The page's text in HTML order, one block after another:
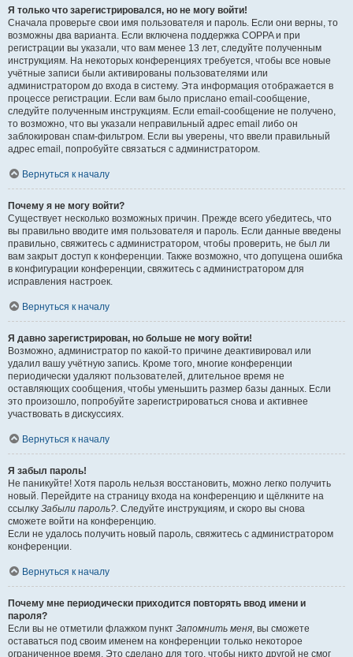
Я только что зарегистрировался, но не могу войти!
Сначала проверьте свои имя пользователя и пароль. Если они верны, то
возможны два варианта. Если включена поддержка COPPA и при
регистрации вы указали, что вам менее 13 лет, следуйте полученным
инструкциям. На некоторых конференциях требуется, чтобы все новые
учётные записи были активированы пользователями или
администратором до входа в систему. Эта информация отображается в
процессе регистрации. Если вам было прислано email-сообщение,
следуйте полученным инструкциям. Если email-сообщение не получено,
то возможно, что вы указали неправильный адрес email либо он
заблокирован спам-фильтром. Если вы уверены, что ввели правильный
адрес email, попробуйте связаться с администратором.
Вернуться к началу
Почему я не могу войти?
Существует несколько возможных причин. Прежде всего убедитесь, что
вы правильно вводите имя пользователя и пароль. Если данные введены
правильно, свяжитесь с администратором, чтобы проверить, не был ли
вам закрыт доступ к конференции. Также возможно, что допущена ошибка
в конфигурации конференции, свяжитесь с администратором для
исправления настроек.
Вернуться к началу
Я давно зарегистрирован, но больше не могу войти!
Возможно, администратор по какой-то причине деактивировал или
удалил вашу учётную запись. Кроме того, многие конференции
периодически удаляют пользователей, длительное время не
оставляющих сообщения, чтобы уменьшить размер базы данных. Если
это произошло, попробуйте зарегистрироваться снова и активнее
участвовать в дискуссиях.
Вернуться к началу
Я забыл пароль!
Не паникуйте! Хотя пароль нельзя восстановить, можно легко получить
новый. Перейдите на страницу входа на конференцию и щёлкните на
ссылку Забыли пароль?. Следуйте инструкциям, и скоро вы снова
сможете войти на конференцию.
Если не удалось получить новый пароль, свяжитесь с администратором
конференции.
Вернуться к началу
Почему мне периодически приходится повторять ввод имени и
пароля?
Если вы не отметили флажком пункт Запомнить меня, вы сможете
оставаться под своим именем на конференции только некоторое
ограниченное время. Это сделано для того, чтобы никто другой не смог